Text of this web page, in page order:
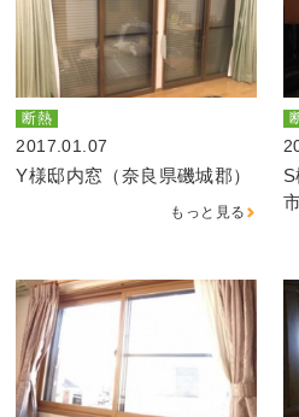
断熱
2017.01.07
Y様邸内窓（奈良県磯城郡）
もっと見る